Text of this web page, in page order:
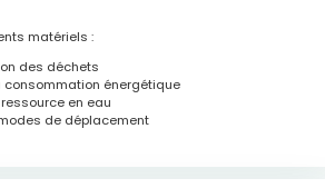
matériels :
des déchets
énergétique
en eau
de déplacement